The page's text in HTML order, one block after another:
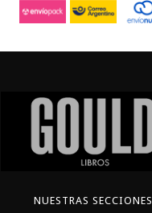
NUESTRAS SECCIONES